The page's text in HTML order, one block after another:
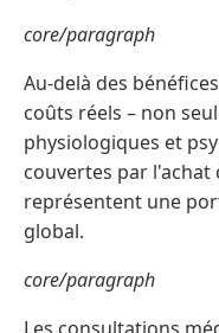
core/paragraph
Au-delà des
coûts réels – non
physiologiques et
couvertes par
représentent une
global.
core/paragraph